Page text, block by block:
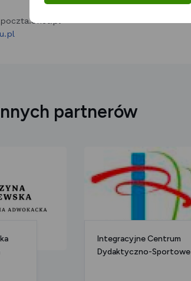
partnerów
Integracyjne Centrum
Dydaktyczno-Sportowe